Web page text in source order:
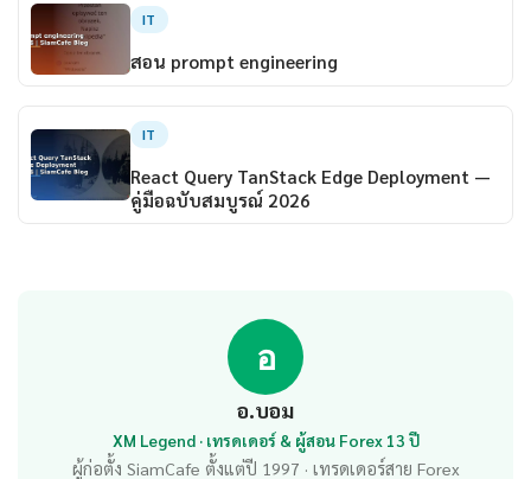
IT
สอน prompt engineering
IT
React Query TanStack Edge Deployment —
คู่มือฉบับสมบูรณ์ 2026
อ
อ.บอม
XM Legend · เทรดเดอร์ & ผู้สอน Forex 13 ปี
ผู้ก่อตั้ง SiamCafe ตั้งแต่ปี 1997 · เทรดเดอร์สาย Forex